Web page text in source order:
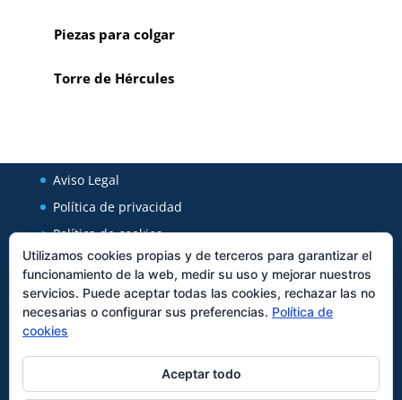
Piezas para colgar
Torre de Hércules
Aviso Legal
Política de privacidad
Política de cookies
Regal Cerámica
Tfno:982562589
Utilizamos cookies propias y de terceros para garantizar el
funcionamiento de la web, medir su uso y mejorar nuestros
servicios. Puede aceptar todas las cookies, rechazar las no
necesarias o configurar sus preferencias. Política de
cookies
Aceptar todo